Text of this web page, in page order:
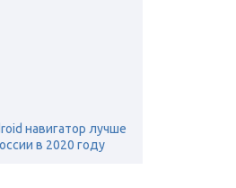
навигатор лучше
в 2020 году